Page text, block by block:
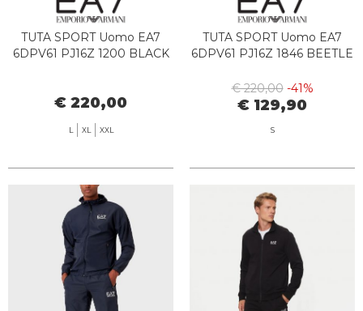
TUTA SPORT Uomo EA7
6DPV61 PJ16Z 1200 BLACK
€ 220,00
L XL XXL
TUTA SPORT Uomo EA7
6DPV61 PJ16Z 1846 BEETLE
€ 220,00 -41%
€ 129,90
S